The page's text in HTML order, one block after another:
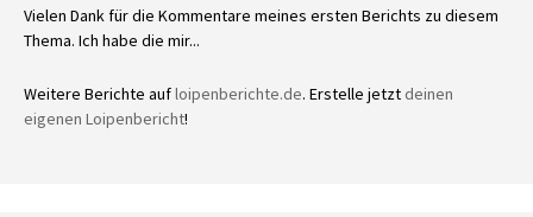
Vielen Dank für die Kommentare meines ersten Berichts zu diesem
Thema. Ich habe die mir...
Weitere Berichte aufloipenberichte.de. Erstelle jetzt deinen
eigenen Loipenbericht!